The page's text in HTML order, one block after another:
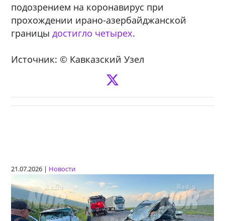
подозрением на коронавирус при
прохождении ирано-азербайджанской
границыдостигло четырех.
Источник: © Кавказский Узел
21.07.2026 | Новости